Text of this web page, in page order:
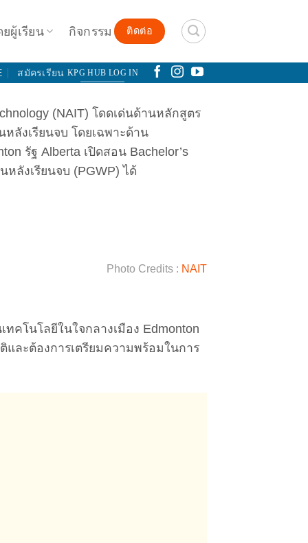
ผู้เรียน กิจกรรม ติดต่อ
สมัครเรียน KPG HUB LOG IN
(NAIT) โดดเด่นด้านหลักสูตร
ลังเรียนจบ โดยเฉพาะด้าน
รัฐ Alberta เปิดสอน Bachelor’s
ลังเรียนจบ (PGWP) ได้
Photo Credits : NAIT
คโนโลยีในใจกลางเมือง Edmonton
ละต้องการเตรียมความพร้อมในการ